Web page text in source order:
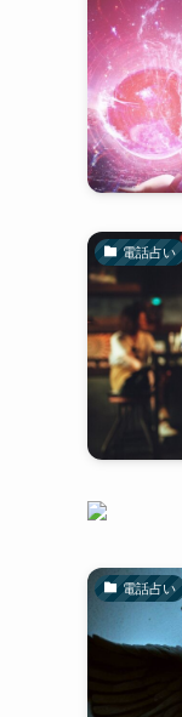
電話占い
電話占い